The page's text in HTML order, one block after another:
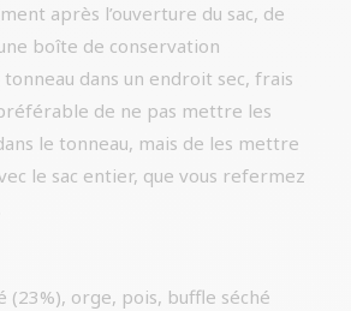
après l’ouverture du sac, de
boîte de conservation
dans un endroit sec, frais
de ne pas mettre les
le tonneau, mais de les mettre
le sac entier, que vous refermez
(23%), orge, pois, buffle séché